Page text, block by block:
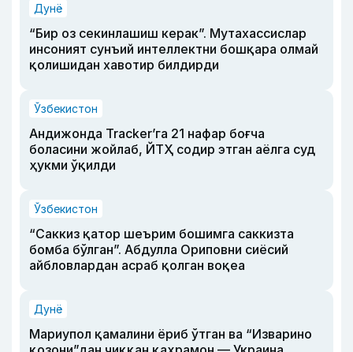
Дунё
“Бир оз секинлашиш керак”. Мутахассислар
инсоният сунъий интеллектни бошқара олмай
қолишидан хавотир билдирди
Ўзбекистон
Андижонда Tracker’га 21 нафар боғча
боласини жойлаб, ЙТҲ содир этган аёлга суд
ҳукми ўқилди
Ўзбекистон
“Саккиз қатор шеърим бошимга саккизта
бомба бўлган”. Абдулла Ориповни сиёсий
айбловлардан асраб қолган воқеа
Дунё
Мариупол қамалини ёриб ўтган ва “Изварино